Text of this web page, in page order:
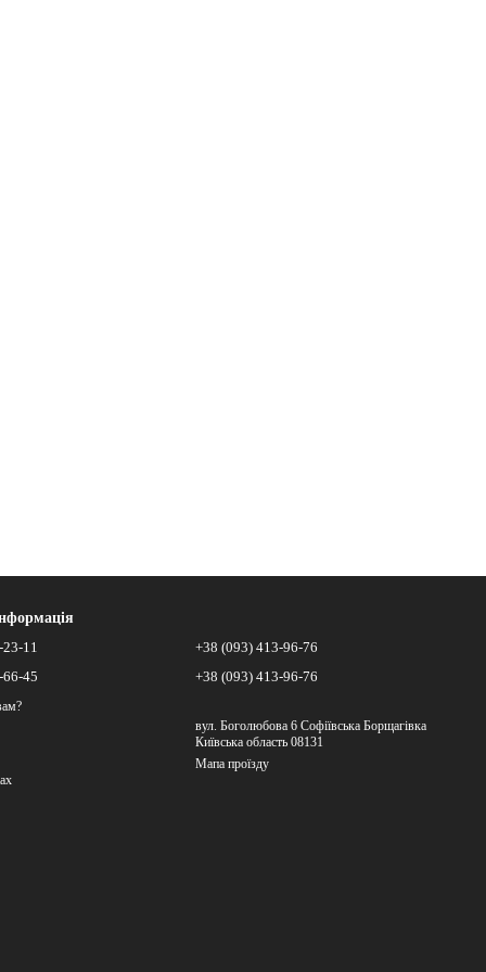
23-11
66-45
+38 (093) 413-96-76
+38 (093) 413-96-76
вул. Боголюбова 6 Софіївська Борщагівка
Київська область 08131
Мапа проїзду